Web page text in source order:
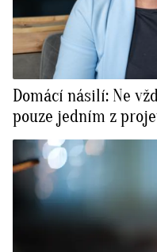
Domácí násilí: Ne
pouze jedním z